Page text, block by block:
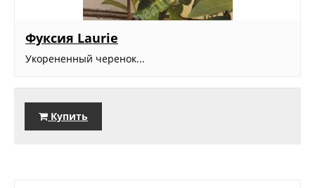
Фуксия Lаurie
Укорененный черенок...
Купить